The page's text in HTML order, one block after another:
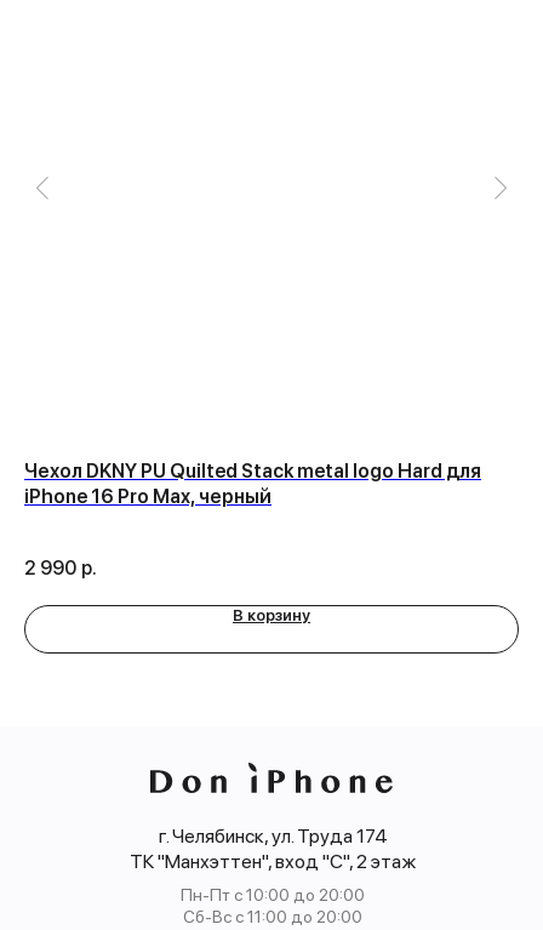
Чехол DKNY PU Quilted Stack metal logo Hard для
iPhone 16 Pro Max, черный
2 990 р.
В корзину
г. Челябинск, ул. Труда 174
ТК "Манхэттен", вход "С", 2 этаж
Пн-Пт с 10:00 до 20:00
Сб-Вс с 11:00 до 20:00